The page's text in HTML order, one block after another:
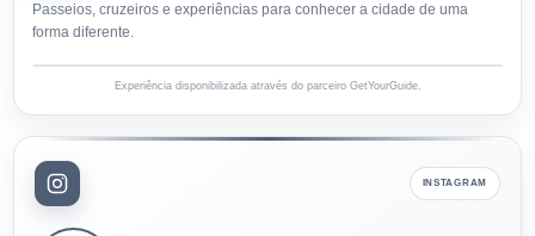
Passeios, cruzeiros e experiências para conhecer a cidade de uma
forma diferente.
Experiência disponibilizada através do parceiro GetYourGuide.
INSTAGRAM